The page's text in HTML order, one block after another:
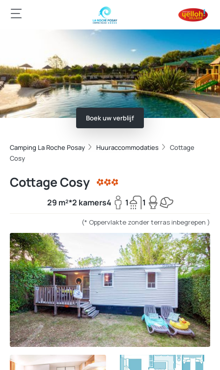
Boek uw verblijf
Camping La Roche Posay Huuraccommodaties
Cottage
Cosy
Cottage Cosy
29 m²*2 kamers4 1 1
(* Oppervlakte zonder terras inbegrepen )